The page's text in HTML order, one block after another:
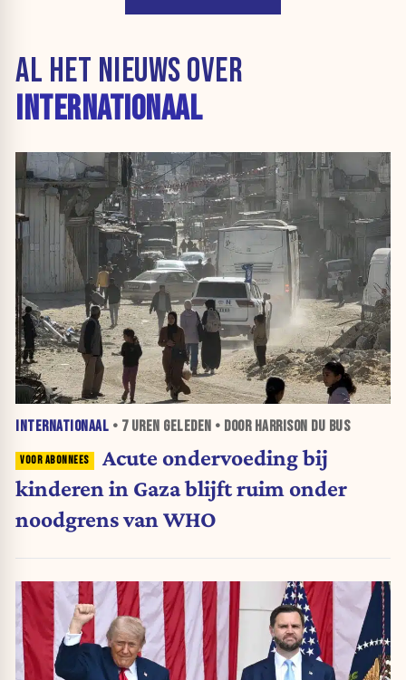
AL HET NIEUWS OVER
INTERNATIONAAL
INTERNATIONAAL • 7 UREN GELEDEN • DOOR HARRISON DU BUS
Acute ondervoeding bij
kinderen in Gaza blijft ruim onder
noodgrens van WHO